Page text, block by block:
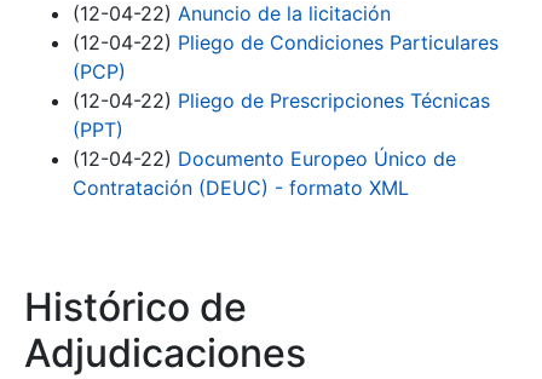
(12-04-22) Anuncio de la licitación
(12-04-22) Pliego de Condiciones Particulares
(PCP)
(12-04-22) Pliego de Prescripciones Técnicas
(PPT)
(12-04-22) Documento Europeo Único de
Contratación (DEUC) - formato XML
Histórico de
Adjudicaciones